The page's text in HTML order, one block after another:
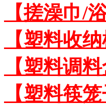
【搓澡巾/
【塑料收
【塑料调料
【塑料筷笼